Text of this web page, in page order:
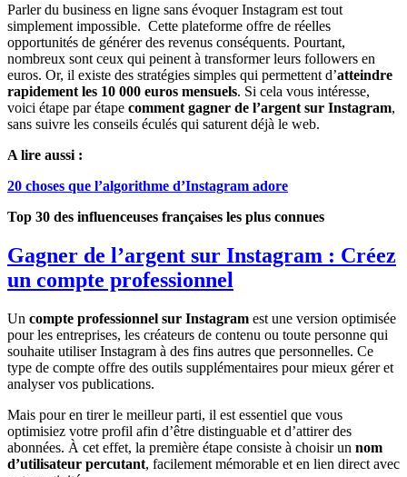
Parler du business en ligne sans évoquer Instagram est tout
simplement impossible. Cette plateforme offre de réelles
opportunités de générer des revenus conséquents. Pourtant,
nombreux sont ceux qui peinent à transformer leurs followers en
euros. Or, il existe des stratégies simples qui permettent d’atteindre
rapidement les 10 000 euros mensuels. Si cela vous intéresse,
voici étape par étape comment gagner de l’argent sur Instagram,
sans suivre les conseils éculés qui saturent déjà le web.
A lire aussi :
20 choses que l’algorithme d’Instagram adore
Top 30 des influenceuses françaises les plus connues
Gagner de l’argent sur Instagram : Créez
un compte professionnel
Un compte professionnel sur Instagram est une version optimisée
pour les entreprises, les créateurs de contenu ou toute personne qui
souhaite utiliser Instagram à des fins autres que personnelles. Ce
type de compte offre des outils supplémentaires pour mieux gérer et
analyser vos publications.
Mais pour en tirer le meilleur parti, il est essentiel que vous
optimisiez votre profil afin d’être distinguable et d’attirer des
abonnées. À cet effet, la première étape consiste à choisir un nom
d’utilisateur percutant, facilement mémorable et en lien direct avec